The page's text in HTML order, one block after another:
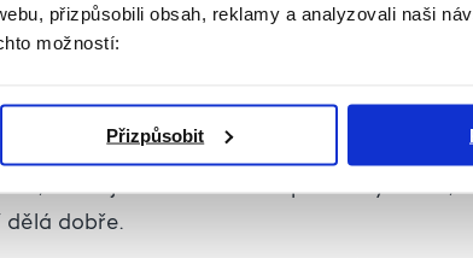
přizpůsobili obsah, reklamy a analyzovali naši
možností:
Přizpůsobit
mohla vypadat.
které jí připadalo, že život má smysl.
učila se hrát na piano nebo třeba
které ji v životě někam posunuly a říká,
dobře.